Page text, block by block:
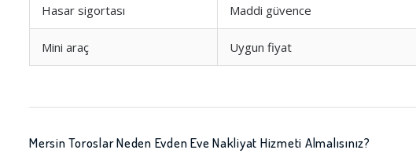
Hasar sigortası Maddi güvence
Mini araç Uygun fiyat
Mersin Toroslar Neden Evden Eve Nakliyat Hizmeti Almalısınız?